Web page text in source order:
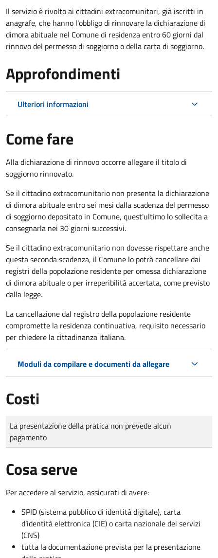
Il servizio è rivolto ai cittadini extracomunitari, già iscritti in
anagrafe, che hanno l'obbligo di rinnovare la dichiarazione di
dimora abituale nel Comune di residenza entro 60 giorni dal
rinnovo del permesso di soggiorno o della carta di soggiorno.
Approfondimenti
Ulteriori informazioni
Come fare
Alla dichiarazione di rinnovo occorre allegare il titolo di
soggiorno rinnovato.
Se il cittadino extracomunitario non presenta la dichiarazione
di dimora abituale entro sei mesi dalla scadenza del permesso
di soggiorno depositato in Comune, quest'ultimo lo sollecita a
consegnarla nei 30 giorni successivi.
Se il cittadino extracomunitario non dovesse rispettare anche
questa seconda scadenza, il Comune lo potrà cancellare dai
registri della popolazione residente per omessa dichiarazione
di dimora abituale o per irreperibilità accertata, come previsto
dalla legge.
La cancellazione dal registro della popolazione residente
compromette la residenza continuativa, requisito necessario
per chiedere la cittadinanza italiana.
Moduli da compilare e documenti da allegare
Costi
Tipo di pagamento
Importo
La presentazione della pratica non prevede alcun
pagamento
Cosa serve
Per accedere al servizio, assicurati di avere:
SPID (sistema pubblico di identità digitale), carta
d’identità elettronica (CIE) o carta nazionale dei servizi
(CNS)
tutta la documentazione prevista per la presentazione